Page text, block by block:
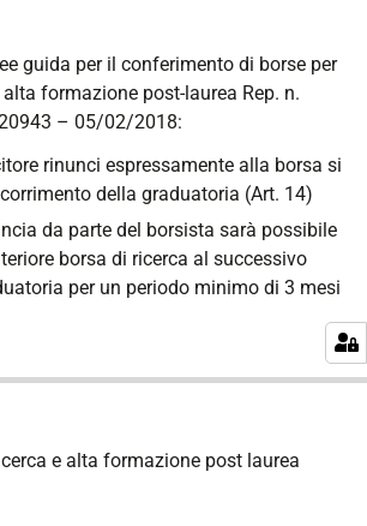
guida per il conferimento di borse per
formazione post-laurea Rep. n.
– 05/02/2018:
rinunci espressamente alla borsa si
della graduatoria (Art. 14)
da parte del borsista sarà possibile
borsa di ricerca al successivo
per un periodo minimo di 3 mesi
e alta formazione post laurea